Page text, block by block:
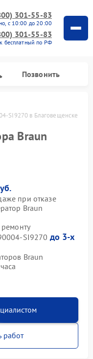
301-55-83
с 10:00 до 20:00
301-55-83
бесплатный по РФ
Позвонить
SI9270 в Благовещенске
Braun
при отказе
Braun
SI9270 до 3-х
Braun
работ